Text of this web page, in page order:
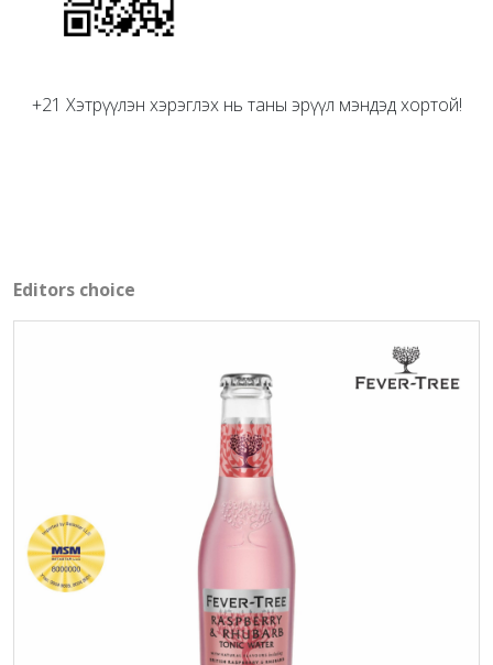
+21 Хэтрүүлэн хэрэглэх нь таны эрүүл мэндэд хортой!
Editors choice